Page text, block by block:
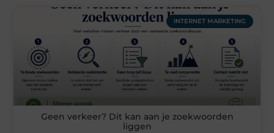
INTERNET MARKETING
Geen verkeer? Dit kan aan je zoekwoorden
liggen